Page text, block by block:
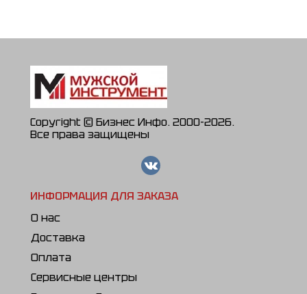
Copyright © Бизнес Инфо. 2000-2026.
Все права защищены
ИНФОРМАЦИЯ ДЛЯ ЗАКАЗА
О нас
Доставка
Оплата
Сервисные центры